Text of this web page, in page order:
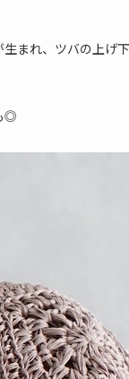
まれ、ツバの上げ
◎